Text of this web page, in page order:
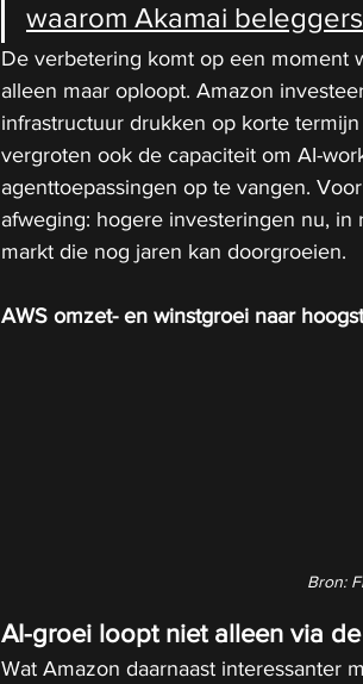
waarom Akamai
De verbetering komt op een moment
alleen maar oploopt. Amazon
infrastructuur drukken op korte
vergroten ook de capaciteit om AI-
agenttoepassingen op te vangen.
afweging: hogere investeringen nu,
markt die nog jaren kan doorgroeien.
AWS omzet- en winstgroei naar
Bron:
AI-groei loopt niet alleen via
Wat Amazon daarnaast interessanter